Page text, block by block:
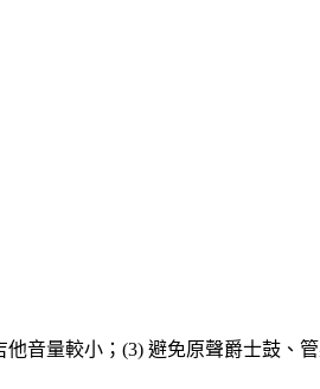
音量較小；(3) 避免原聲爵士鼓、